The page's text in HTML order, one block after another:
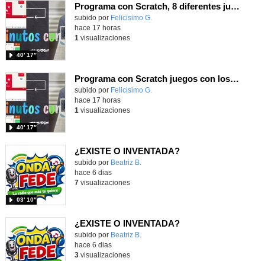
Programa con Scratch, 8 diferentes juegos para vivir la emoción de los partidos de España en el mundial 2026
Contenido educativo.
subido por Felicisimo G.
40′ 17″
hace 17 horas
1 visualizaciones
Programa con Scratch juegos con los partidos del mundial 2026 ganados por España
Contenido educativo.
subido por Felicisimo G.
40′ 17″
hace 17 horas
1 visualizaciones
¿EXISTE O INVENTADA?
Contenido educativo.
subido por Beatriz B.
03′ 10″
hace 6 dias
7visualizaciones
¿EXISTE O INVENTADA?
Contenido educativo.
subido por Beatriz B.
hace 6 dias
3visualizaciones